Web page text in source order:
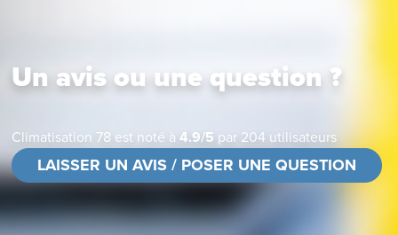
Un avis ou une question ?
Climatisation 78 est noté à4.9/5 par 204 utilisateurs
LAISSER UN AVIS / POSER UNE QUESTION